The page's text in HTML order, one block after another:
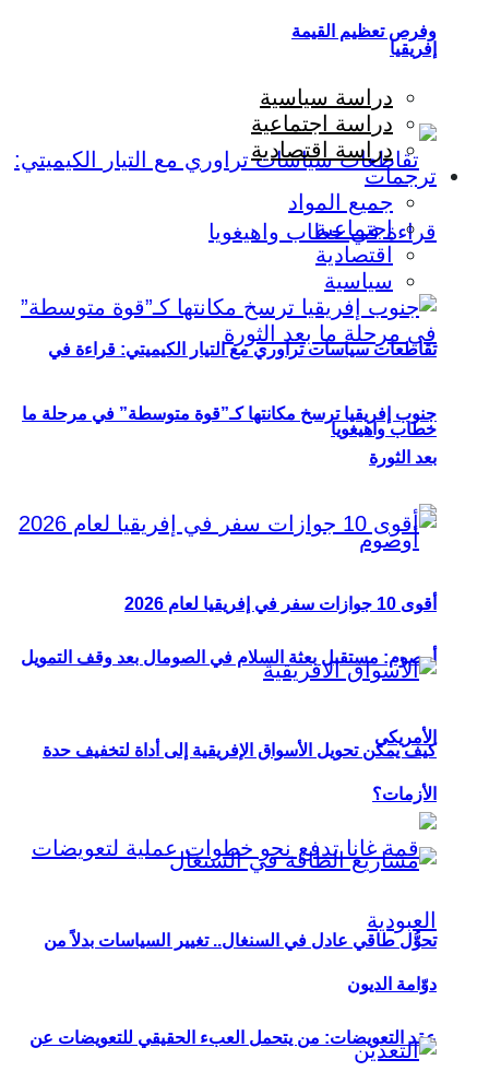
إفريقيا
تقاطعات سياسات تراوري مع التيار الكيميتي: قراءة في
خطاب واهيغويا
أوصوم: مستقبل بعثة السلام في الصومال بعد وقف التمويل
الأمريكي
عقد التعويضات: من يتحمل العبء الحقيقي للتعويضات عن
وفرص تعظيم القيمة
دراسة سياسية
دراسة اجتماعية
دراسة اقتصادية
ترجمات
جميع المواد
اجتماعية
اقتصادية
سياسية
جنوب إفريقيا ترسخ مكانتها كـ”قوة متوسطة” في مرحلة ما
بعد الثورة
أقوى 10 جوازات سفر في إفريقيا لعام 2026
كيف يمكن تحويل الأسواق الإفريقية إلى أداة لتخفيف حدة
الأزمات؟
تحوُّل طاقي عادل في السنغال.. تغيير السياسات بدلاً من
دوّامة الديون